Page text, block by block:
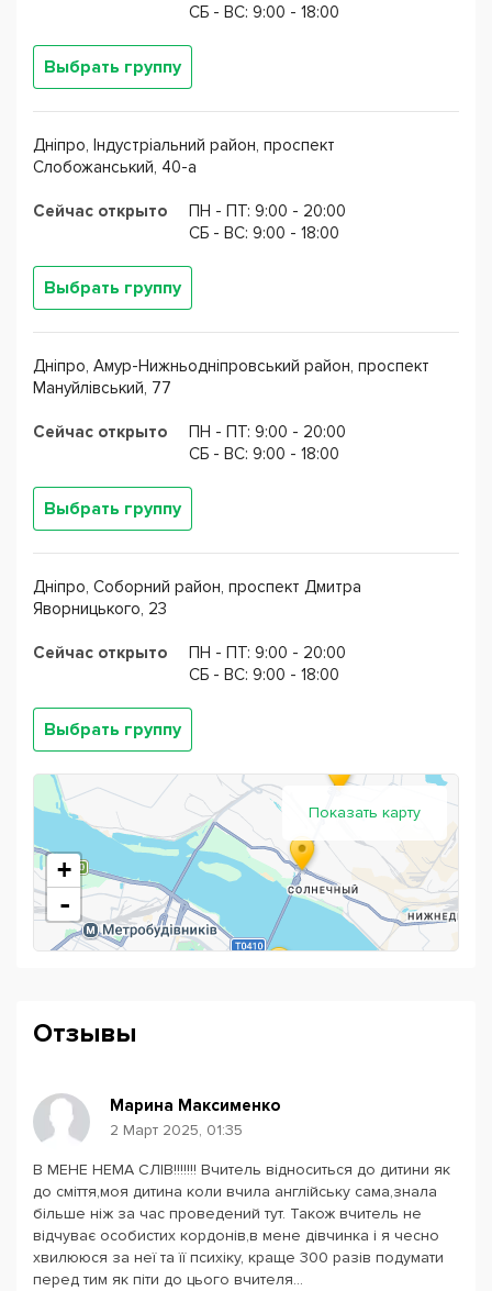
CБ - ВС: 9:00 - 18:00
Выбрать группу
Дніпро, Індустріальний район, проспект
Слобожанський, 40-а
Сейчас открыто
ПН - ПТ: 9:00 - 20:00
CБ - ВС: 9:00 - 18:00
Выбрать группу
Дніпро, Амур-Нижньодніпровський район, проспект
Мануйлівський, 77
Сейчас открыто
ПН - ПТ: 9:00 - 20:00
CБ - ВС: 9:00 - 18:00
Выбрать группу
Дніпро, Соборний район, проспект Дмитра
Яворницького, 23
Сейчас открыто
ПН - ПТ: 9:00 - 20:00
CБ - ВС: 9:00 - 18:00
Выбрать группу
Показать карту
+
-
Powered byLeaflet — © Google 2026
Отзывы
Марина Максименко
2 Март 2025, 01:35
В МЕНЕ НЕМА СЛІВ!!!!!!! Вчитель відноситься до дитини як
до сміття,моя дитина коли вчила англійську сама,знала
більше ніж за час проведений тут. Також вчитель не
відчуває особистих кордонів,в мене дівчинка і я чесно
хвилююся за неї та її психіку, краще 300 разів подумати
перед тим як піти до цього вчителя...